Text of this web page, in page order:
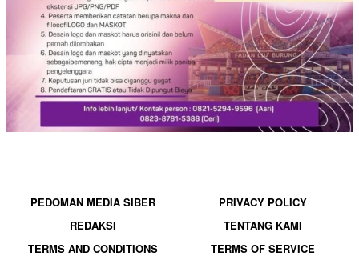
PEDOMAN MEDIA SIBER
PRIVACY POLICY
REDAKSI
TENTANG KAMI
TERMS AND CONDITIONS
TERMS OF SERVICE